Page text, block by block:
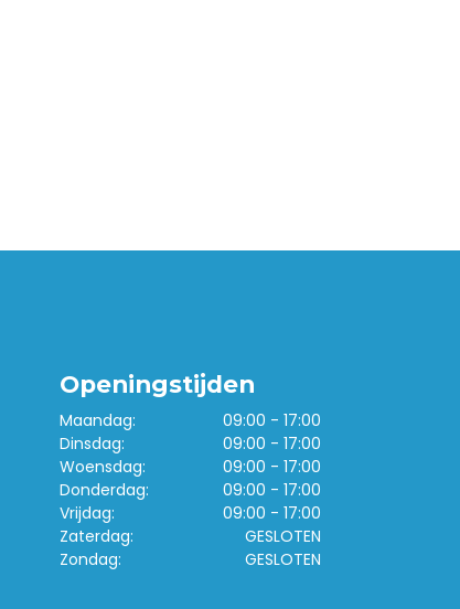
Openingstijden
Maandag:
09:00 - 17:00
Dinsdag:
09:00 - 17:00
Woensdag:
09:00 - 17:00
Donderdag:
09:00 - 17:00
Vrijdag:
09:00 - 17:00
Zaterdag:
GESLOTEN
Zondag:
GESLOTEN